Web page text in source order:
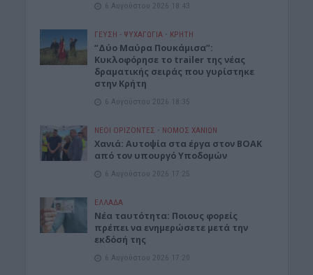
6 Αυγούστου 2026 18:43
ΓΕΎΣΗ - ΨΥΧΑΓΩΓΊΑ • ΚΡΗΤΗ
“Δύο Μαύρα Πουκάμισα”:
Κυκλοφόρησε το trailer της νέας
δραματικής σειράς που γυρίστηκε
στην Κρήτη
6 Αυγούστου 2026 18:35
ΝΕΟΙ ΟΡΙΖΟΝΤΕΣ • ΝΟΜΌΣ ΧΑΝΊΩΝ
Χανιά: Αυτοψία στα έργα στον ΒΟΑΚ
από τον υπουργό Υποδομών
6 Αυγούστου 2026 17:25
ΕΛΛΑΔΑ
Νέα ταυτότητα: Ποιους φορείς
πρέπει να ενημερώσετε μετά την
εκδόσή της
6 Αυγούστου 2026 17:20